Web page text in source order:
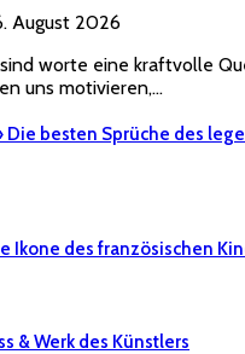
August 2026
worte eine kraftvolle
uns motivieren,…
Die besten Sprüche des
Ikone des französischen
& Werk des Künstlers